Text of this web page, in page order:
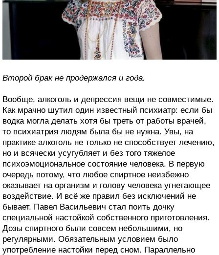
Второй брак не продержался и года.
Вообще, алкоголь и депрессия вещи не совместимые.
Как мрачно шутил один известный психиатр: если бы
водка могла делать хотя бы треть от работы врачей,
то психиатрия людям была бы не нужна. Увы, на
практике алкоголь не только не способствует лечению,
но и всячески усугубляет и без того тяжелое
психоэмоциональное состояние человека. В первую
очередь потому, что любое спиртное неизбежно
оказывает на организм и голову человека угнетающее
воздействие. И всё же правил без исключений не
бывает. Павел Васильевич стал поить дочку
специальной настойкой собственного приготовления.
Дозы спиртного были совсем небольшими, но
регулярными. Обязательным условием было
употребление настойки перед сном. Параллельно